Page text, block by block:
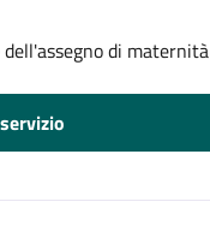
di maternità